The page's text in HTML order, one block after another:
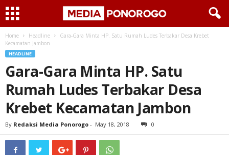
Home Headline
Gara-Gara Minta HP. Satu Rumah Ludes Terbakar Desa Krebet
Kecamatan Jambon
HEADLINE
Gara-Gara Minta HP. Satu
Rumah Ludes Terbakar Desa
Krebet Kecamatan Jambon
By Redaksi Media Ponorogo - May 18, 2018 0